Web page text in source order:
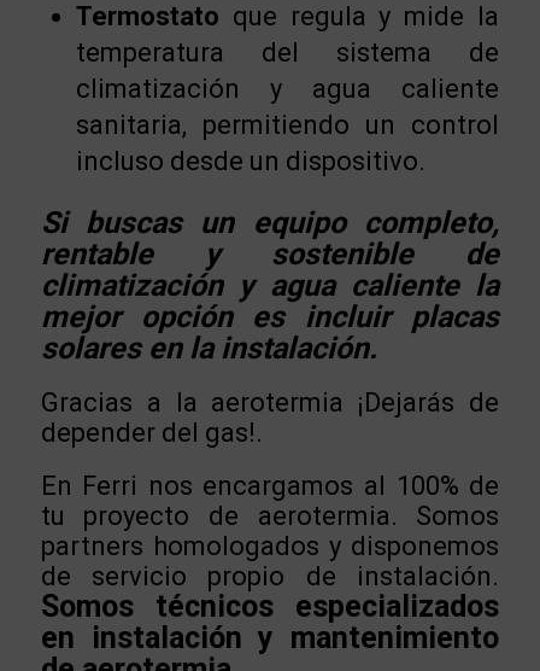
Termostato que regula y mide la
temperatura del sistema de
climatización y agua caliente
sanitaria, permitiendo un control
incluso desde un dispositivo.
Si buscas un equipo completo,
rentable y sostenible de
climatización y agua caliente la
mejor opción es incluir placas
solares en la instalación.
Gracias a la aerotermia ¡Dejarás de
depender del gas!.
En Ferri nos encargamos al 100% de
tu proyecto de aerotermia. Somos
partners homologados y disponemos
de servicio propio de instalación.
Somos técnicos especializados
en instalación y mantenimiento